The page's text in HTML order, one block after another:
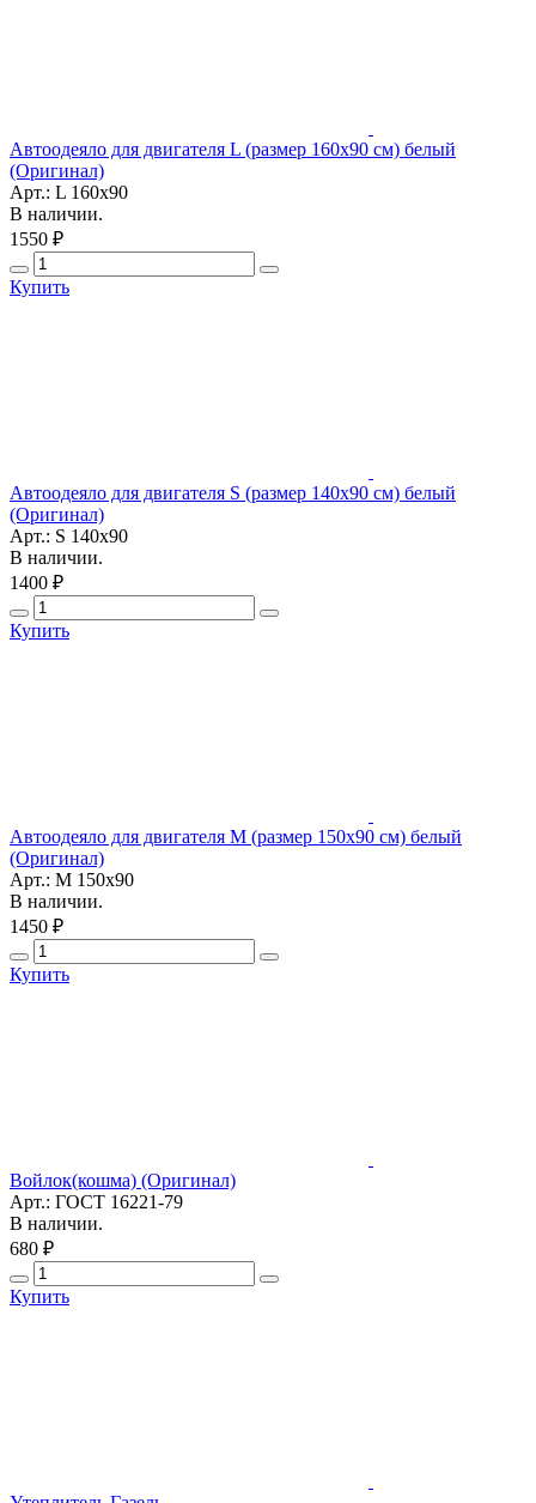
Автоодеяло для двигателя L (размер 160х90 см) белый
(Оригинал)
Арт.: L 160x90
В наличии.
1550 ₽
Купить
Автоодеяло для двигателя S (размер 140х90 см) белый
(Оригинал)
Арт.: S 140x90
В наличии.
1400 ₽
Купить
Автоодеяло для двигателя М (размер 150х90 см) белый
(Оригинал)
Арт.: М 150x90
В наличии.
1450 ₽
Купить
Войлок(кошма) (Оригинал)
Арт.: ГОСТ 16221-79
В наличии.
680 ₽
Купить